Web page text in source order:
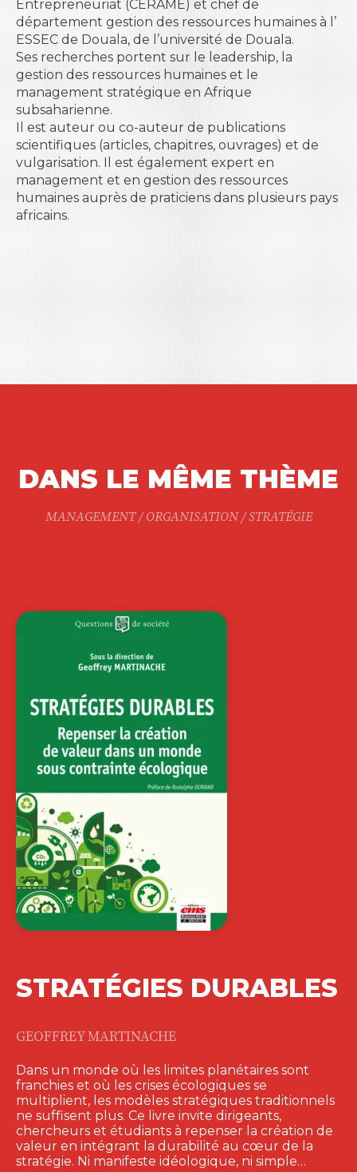
Entrepreneuriat (CERAME) et chef de
département gestion des ressources humaines à l’
ESSEC de Douala, de l’université de Douala.
Ses recherches portent sur le leadership, la
gestion des ressources humaines et le
management stratégique en Afrique
subsaharienne.
Il est auteur ou co-auteur de publications
scientifiques (articles, chapitres, ouvrages) et de
vulgarisation. Il est également expert en
management et en gestion des ressources
humaines auprès de praticiens dans plusieurs pays
africains.
DANS LE MÊME THÈME
MANAGEMENT / ORGANISATION / STRATÉGIE
STRATÉGIES DURABLES
GEOFFREY MARTINACHE
Dans un monde où les limites planétaires sont
franchies et où les crises écologiques se
multiplient, les modèles stratégiques traditionnels
ne suffisent plus. Ce livre invite dirigeants,
chercheurs et étudiants à repenser la création de
valeur en intégrant la durabilité au cœur de la
stratégie. Ni manifeste idéologique, ni simple…